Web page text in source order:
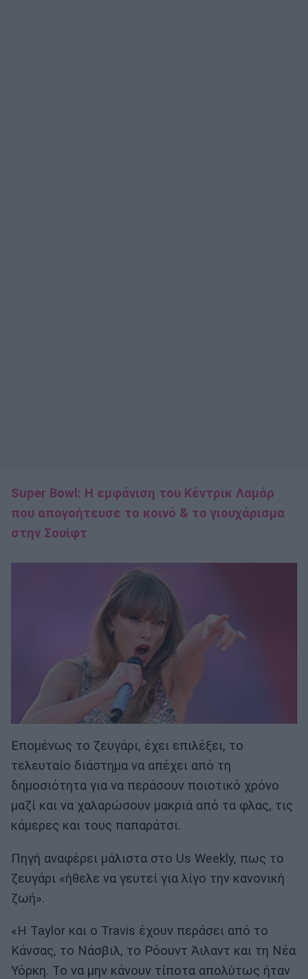
Super Bowl: Η εμφάνιση του Κέντρικ Λαμάρ
που απογοήτευσε το κοινό & το γιουχάρισμα
στην Σουίφτ
Επομένως το ζευγάρι, έχει επιλέξει, το
τελευταίο διάστημα να απέχει από τη
δημοσιότητα για να περάσουν ποιοτικό χρόνο
μαζί και να χαλαρώσουν μακριά από τα φλας, τις
κάμερες και τους παπαράτσι.
Πηγή αναφέρει μάλιστα στο Us Weekly, πως το
ζευγάρι «ήθελε να γευτεί για λίγο την κανονική
ζωή».
«Η Taylor και ο Travis έχουν περάσει από το
Κάνσας, το Νάσβιλ, το Ρόουντ Άιλαντ και τη Νέα
Υόρκη. Το να μην κάνουν τίποτα απολύτως ήταν